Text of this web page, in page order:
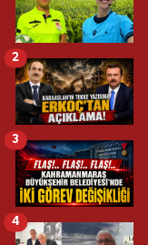
2
3
4